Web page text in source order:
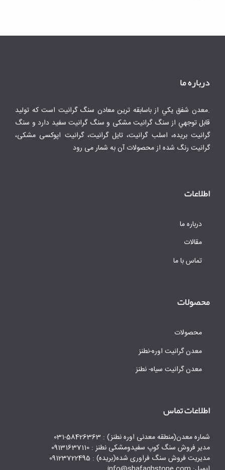
درباره ما
.معدن شفق يكي از باسابقه ترين معادن سنگ گرانيت است كه توليد
قابل توجهي از سنگ گرانیت مشکی و سنگ گرانیت سفید دارد و سنگ
گرانیت بریده، اسلب گرانیت، تایل گرانیت، گرانیت اپوکسی مشکی،
گرانیت رنگ شده از محصولات آن به شمار می رود
اطلاعات
درباره ما
مقالات
تماس با ما
محصولات
محصولات
معدن گرانیت اوره-نطنز
معدن گرانیت سیاه- نطنز
اطلاعات تماس
شماره معدن(منطقه معدنی اوره نطنز) : 58426363-031
مدیر فروش سنگ کوپ سفیدومشکی نطنز : 09131637110
مدیریت فروش سنگ فراوری شده(بریده) : 09123722495